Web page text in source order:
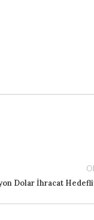
Dolar İhracat